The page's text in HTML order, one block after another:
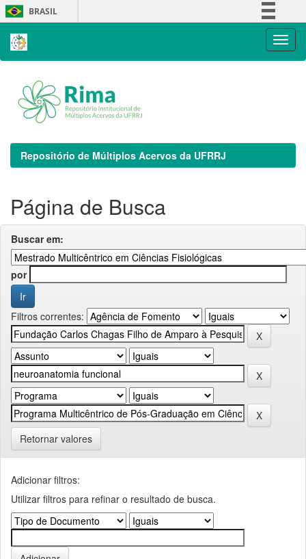
Skip
navigation
BRASIL
Repositório de Múltiplos Acervos da UFRRJ
Página de Busca
Buscar em:
por
Filtros correntes:
Retornar valores
Adicionar filtros:
Utilizar filtros para refinar o resultado de busca.